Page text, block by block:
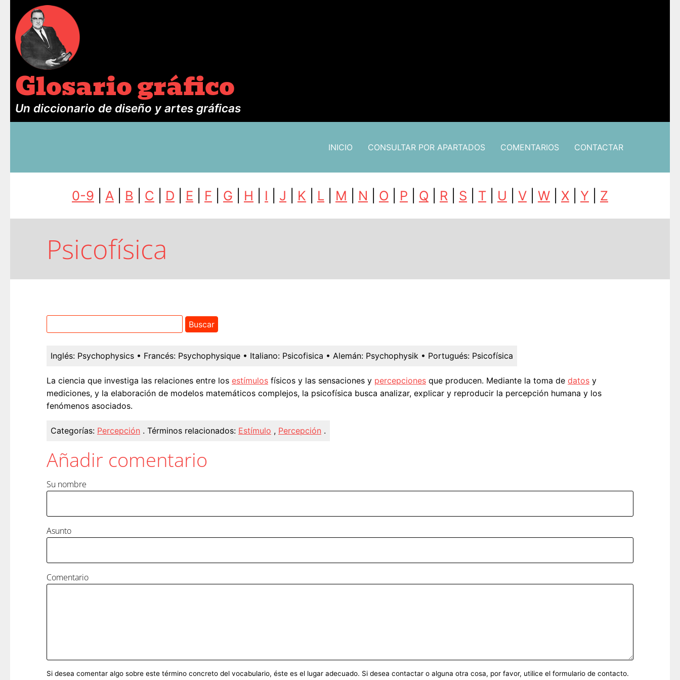
Glosario gráfico
Un diccionario de diseño y artes gráficas
INICIO CONSULTAR POR APARTADOS COMENTARIOS CONTACTAR
0-9 A B C D E F G H I J K L M N O P Q R S T U V W X Y Z
Psicofísica
Inglés: Psychophysics • Francés: Psychophysique • Italiano: Psicofisica • Alemán: Psychophysik • Portugués: Psicofísica
La ciencia que investiga las relaciones entre los estímulos físicos y las sensaciones y percepciones que producen. Mediante la toma de datos y
mediciones, y la elaboración de modelos matemáticos complejos, la psicofísica busca analizar, explicar y reproducir la percepción humana y los
fenómenos asociados.
Categorías: Percepción . Términos relacionados: Estímulo , Percepción .
Añadir comentario
Su nombre
Asunto
Comentario
Si desea comentar algo sobre este término concreto del vocabulario, éste es el lugar adecuado. Si desea contactar o alguna otra cosa, por favor, utilice el formulario de contacto.